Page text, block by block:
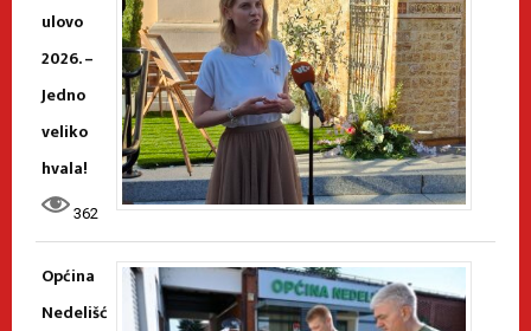
ulovo
2026. –
Jedno
veliko
hvala!
362
Općina
Nedelišć